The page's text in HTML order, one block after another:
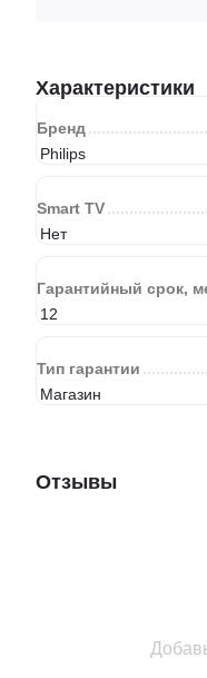
Характеристики
Бренд
Philips
Smart TV
Нет
Гарантийный срок,
12
Тип гарантии
Магазин
Отзывы